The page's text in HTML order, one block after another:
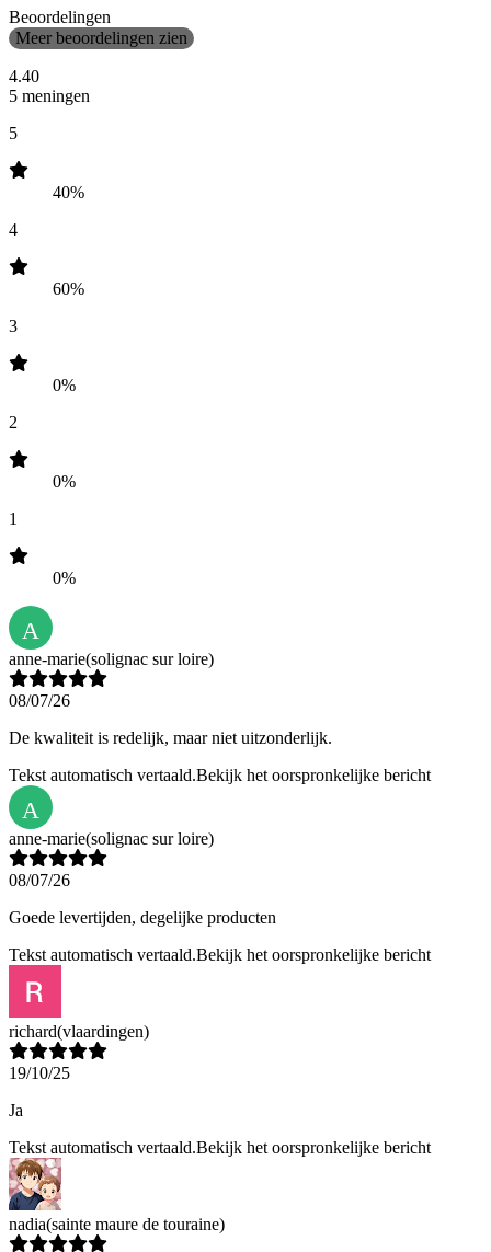
Beoordelingen
Meer beoordelingen zien
4.40
5 meningen
5
40%
4
60%
3
0%
2
0%
1
0%
A
anne-marie(solignac sur loire)
08/07/26
De kwaliteit is redelijk, maar niet uitzonderlijk.
Tekst automatisch vertaald.Bekijk het oorspronkelijke bericht
A
anne-marie(solignac sur loire)
08/07/26
Goede levertijden, degelijke producten
Tekst automatisch vertaald.Bekijk het oorspronkelijke bericht
richard(vlaardingen)
19/10/25
Ja
Tekst automatisch vertaald.Bekijk het oorspronkelijke bericht
nadia(sainte maure de touraine)